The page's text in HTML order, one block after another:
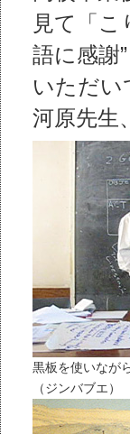
見て「
語に感謝
いただい
河原先生
黒板を使いなが
（ジンバブエ）